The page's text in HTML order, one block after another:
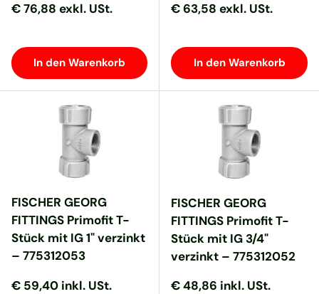
€ 76,88 exkl. USt.
In den Warenkorb
€ 63,58 exkl. USt.
In den Warenkorb
FISCHER GEORG
FITTINGS Primofit T-
Stück mit IG 1" verzinkt
– 775312053
Normaler Preis
Normaler Preis
€ 59,40 inkl. USt.
FISCHER GEORG
FITTINGS Primofit T-
Stück mit IG 3/4"
verzinkt – 775312052
Normaler Preis
Normaler Preis
€ 48,86 inkl. USt.